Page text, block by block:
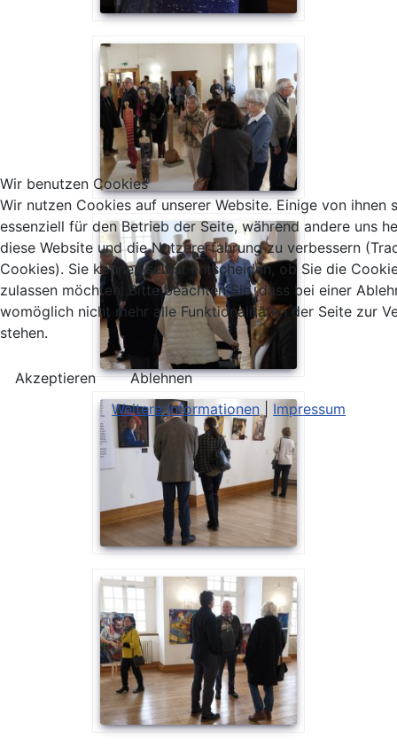
Wir benutzen Cookies
Wir nutzen Cookies auf unserer Website. Einige von ihnen
essenziell für den Betrieb der Seite, während andere uns
diese Website und die Nutzererfahrung zu verbessern
Cookies). Sie können selbst entscheiden, ob Sie die
zulassen möchten. Bitte beachten Sie, dass bei einer
womöglich nicht mehr alle Funktionalitäten der Seite zur
stehen.
Akzeptieren
Ablehnen
Weitere Informationen
Impressum